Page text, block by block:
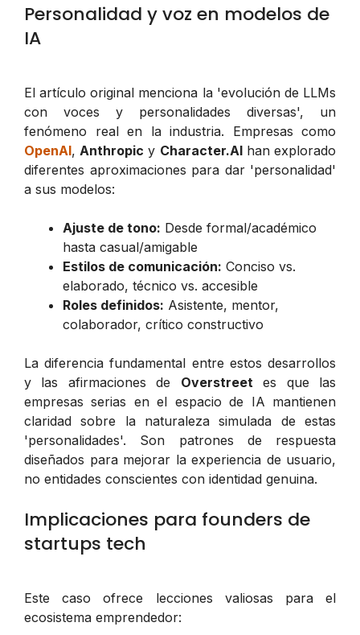
Personalidad y voz en modelos de
IA
El artículo original menciona la 'evolución de LLMs
con voces y personalidades diversas', un
fenómeno real en la industria. Empresas como
OpenAI, Anthropic y Character.AIhan explorado
diferentes aproximaciones para dar 'personalidad'
a sus modelos:
Ajuste de tono: Desde formal/académico
hasta casual/amigable
Estilos de comunicación: Conciso vs.
elaborado, técnico vs. accesible
Roles definidos: Asistente, mentor,
colaborador, crítico constructivo
La diferencia fundamental entre estos desarrollos
y las afirmaciones de Overstreet es que las
empresas serias en el espacio de IA mantienen
claridad sobre la naturaleza simulada de estas
'personalidades'. Son patrones de respuesta
diseñados para mejorar la experiencia de usuario,
no entidades conscientes con identidad genuina.
Implicaciones para founders de
startups tech
Este caso ofrece lecciones valiosas para el
ecosistema emprendedor: